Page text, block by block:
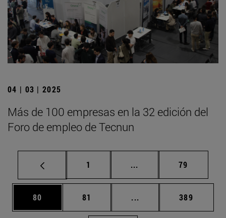
04 | 03 | 2025
Más de 100 empresas en la 32 edición del
Foro de empleo de Tecnun
Página
1 ... Páginas intermedias
Página
79
Página
80 Página
81 ... Páginas intermedias
Página
389